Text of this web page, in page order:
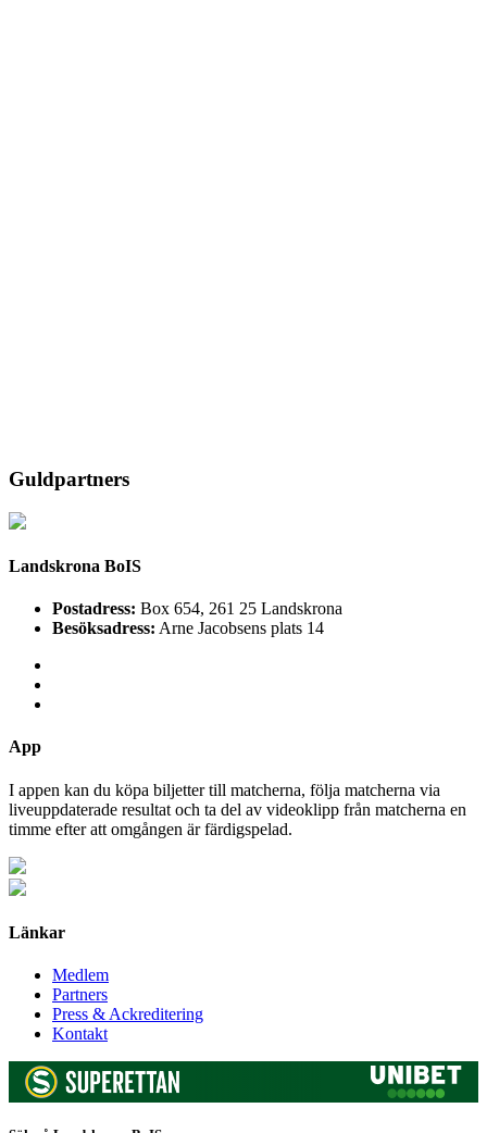
Guldpartners
Landskrona BoIS
Postadress: Box 654, 261 25 Landskrona
Besöksadress: Arne Jacobsens plats 14
App
I appen kan du köpa biljetter till matcherna, följa matcherna via
liveuppdaterade resultat och ta del av videoklipp från matcherna en
timme efter att omgången är färdigspelad.
Länkar
Medlem
Partners
Press & Ackreditering
Kontakt